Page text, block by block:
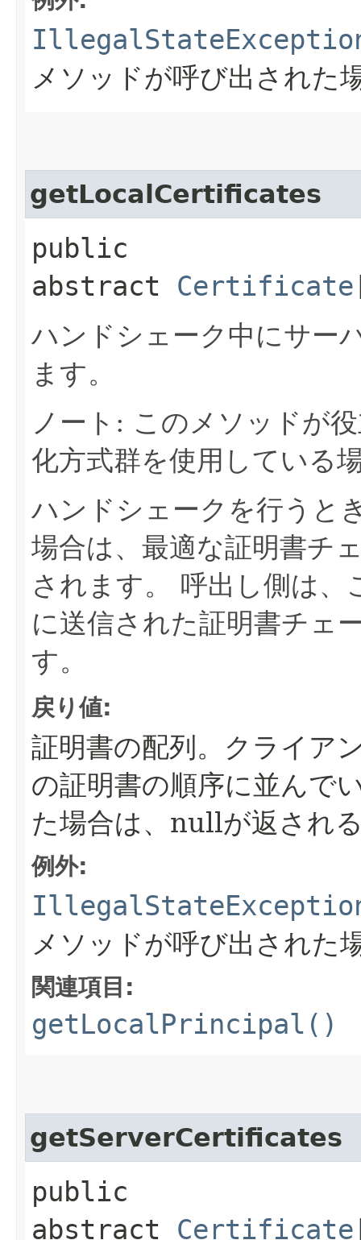
メソッドが呼び出された
getLocalCertificates
public
abstract Certificate
ハンドシェーク中にサー
ます。
ノート: このメソッドが
化方式群を使用している
ハンドシェークを行うと
場合は、最適な証明書チ
されます。
呼出し側は、
に送信された証明書チェ
す。
戻り値:
証明書の配列。クライア
の証明書の順序に並んで
た場合は、nullが返され
例外:
メソッドが呼び出された
関連項目:
getLocalPrincipal()
getServerCertificates
public
abstract Certificate